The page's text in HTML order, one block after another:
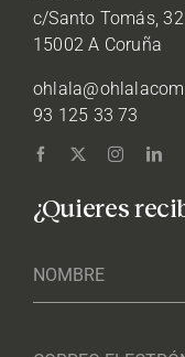
c/Santo Tomás, 32
15002 A Coruña
93 125 33 73
¿Quieres